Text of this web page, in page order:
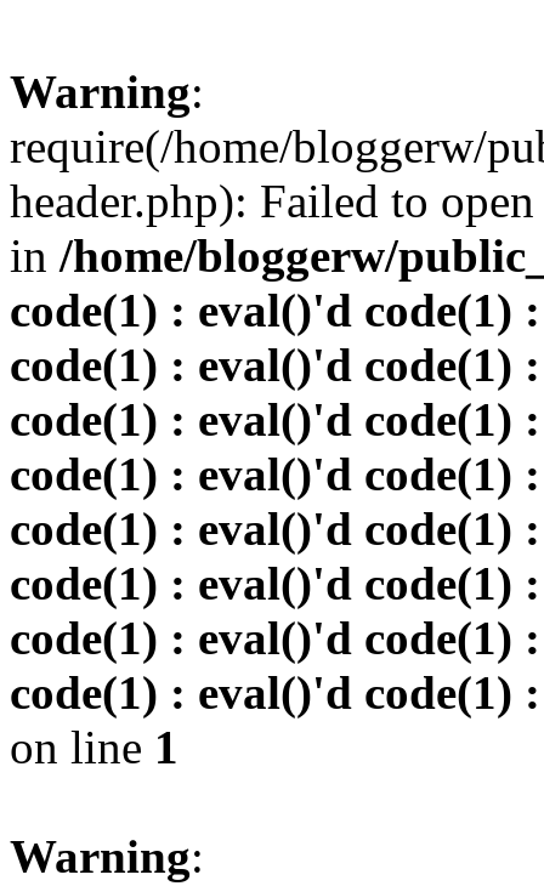
Warning:
require(/home/bloggerw/
header.php): Failed to
in /home/bloggerw/
code(1) : eval()'d code(1)
code(1) : eval()'d code(1)
code(1) : eval()'d code(1)
code(1) : eval()'d code(1)
code(1) : eval()'d code(1)
code(1) : eval()'d code(1)
code(1) : eval()'d code(1)
code(1) : eval()'d code(1)
on line 1
Warning: